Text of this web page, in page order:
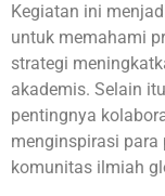
Kegiatan ini
untuk memahami
strategi
akademis. Selain
pentingnya
menginspirasi
komunitas ilmiah